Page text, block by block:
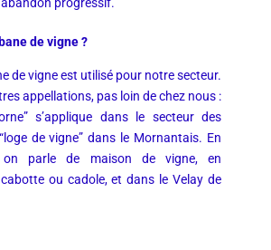
de vigne ?
de vigne est utilisé pour notre secteur.
appellations, pas loin de chez nous :
s’applique dans le secteur des
de vigne” dans le Mornantais. En
on parle de maison de vigne, en
ou cadole, et dans le Velay de